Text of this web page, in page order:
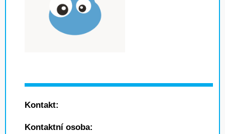
Kontakt:
Kontaktní osoba: